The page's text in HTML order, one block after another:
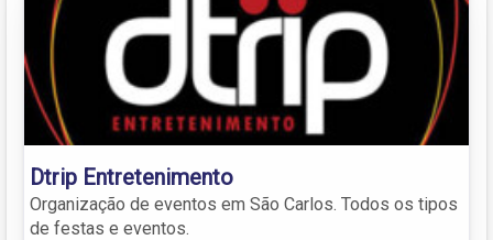
Dtrip Entretenimento
Organização de eventos em São Carlos. Todos os tipos
de festas e eventos.